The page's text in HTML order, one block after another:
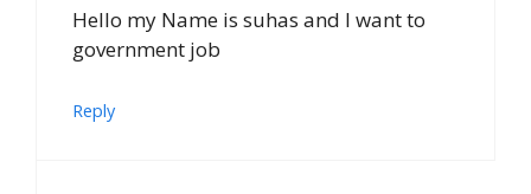
Hello my Name is suhas and I want to
government job
Reply